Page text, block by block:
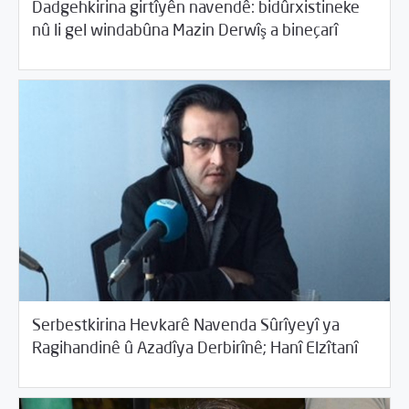
Dadgehkirina girtîyên navendê: bidûrxistineke
nû li gel windabûna Mazin Derwîş a bineçarî
23/2015 2015/Beyannameyên SCMê
Serbestkirina Hevkarê Navenda Sûrîyeyî ya
Ragihandinê û Azadîya Derbirînê; Hanî Elzîtanî
18/2015 2015/Beyannameyên SCMê